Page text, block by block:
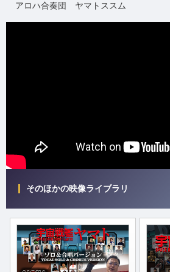
アロハ合奏団 ヤマトススム
そのほかの映像ライブラリ